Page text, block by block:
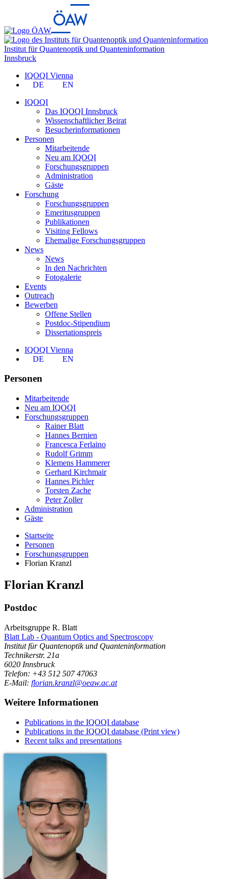
Institut für Quantenoptik und Quanteninformation
Innsbruck
IQOQI Vienna
DE
EN
IQOQI
Das IQOQI Innsbruck
Wissenschaftlicher Beirat
Besucherinformationen
Personen
Mitarbeitende
Neu am IQOQI
Forschungsgruppen
Administration
Gäste
Forschung
Forschungsgruppen
Emeritusgruppen
Publikationen
Visiting Fellows
Ehemalige Forschungsgruppen
News
News
In den Nachrichten
Fotogalerie
Events
Outreach
Bewerben
Offene Stellen
Postdoc-Stipendium
Dissertationspreis
IQOQI Vienna
DE
EN
Personen
Mitarbeitende
Neu am IQOQI
Forschungsgruppen
Rainer Blatt
Hannes Bernien
Francesca Ferlaino
Rudolf Grimm
Klemens Hammerer
Gerhard Kirchmair
Hannes Pichler
Torsten Zache
Peter Zoller
Administration
Gäste
Startseite
Personen
Forschungsgruppen
Florian Kranzl
Florian Kranzl
Postdoc
Arbeitsgruppe R. Blatt
Blatt Lab - Quantum Optics and Spectroscopy
Institut für Quantenoptik und Quanteninformation
Technikerstr. 21a
6020 Innsbruck
Telefon: +43 512 507 47063
E-Mail: florian.kranzl@oeaw.ac.at
Weitere Informationen
Publications in the IQOQI database
Publications in the IQOQI database (Print view)
Recent talks and presentations